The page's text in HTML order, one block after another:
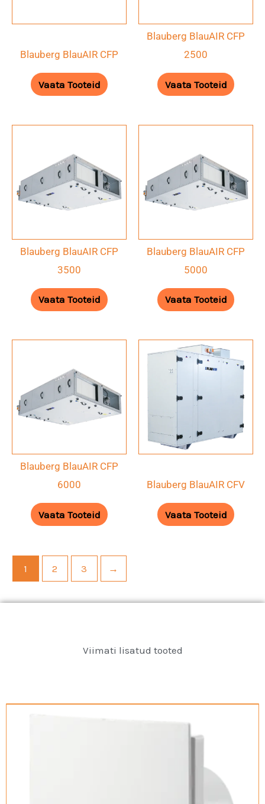
Blauberg BlauAIR CFP
Vaata Tooteid
Blauberg BlauAIR CFP
2500
Vaata Tooteid
Blauberg BlauAIR CFP
3500
Vaata Tooteid
Blauberg BlauAIR CFP
5000
Vaata Tooteid
Blauberg BlauAIR CFP
6000
Vaata Tooteid
Blauberg BlauAIR CFV
Vaata Tooteid
1 2 3 →
Viimati lisatud tooted